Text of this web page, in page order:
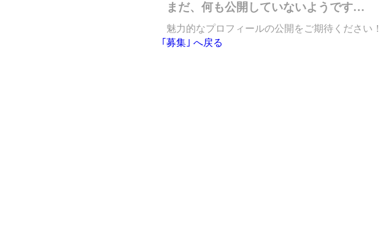
まだ、何も公開していないようです…
魅力的なプロフィールの公開をご期待ください！
｢募集｣ へ戻る